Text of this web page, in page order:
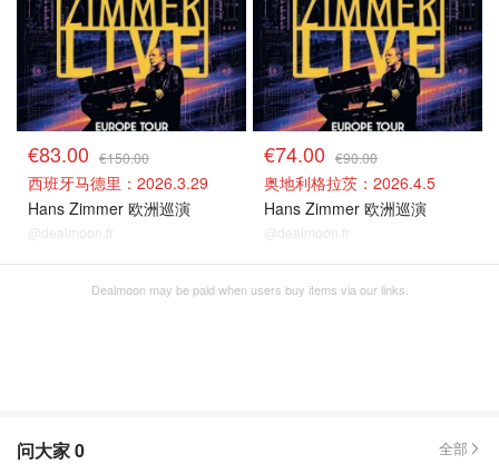
€83.00 €150.00
西班牙马德里：2026.3.29
Hans Zimmer 欧洲巡演
@dealmoon.fr
€74.00 €90.00
奥地利格拉茨：2026.4.5
Hans Zimmer 欧洲巡演
@dealmoon.fr
Dealmoon may be paid when users buy items via our links.
问大家0 全部